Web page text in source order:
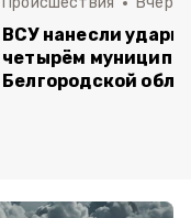
ВСУ нанесли удары
четырём
Белгородской